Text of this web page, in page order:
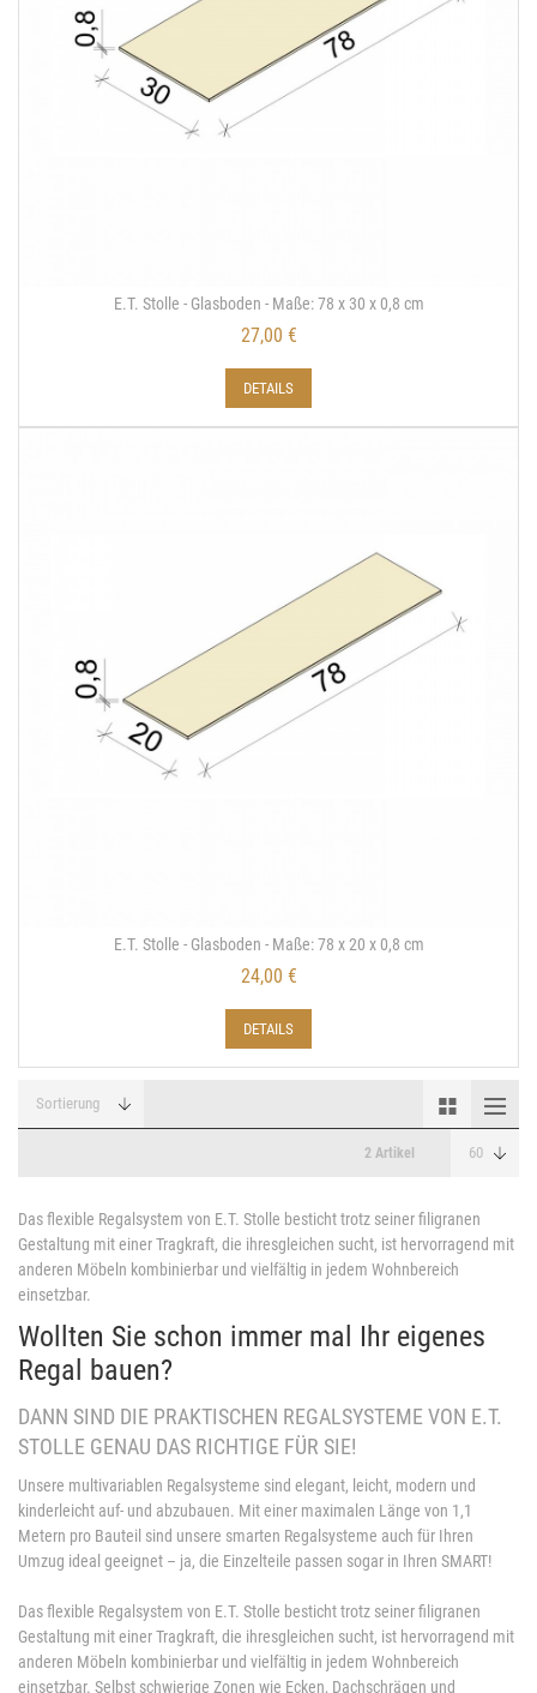
E.T. Stolle - Glasboden - Maße: 78 x 30 x 0,8 cm
27,00 €
DETAILS
E.T. Stolle - Glasboden - Maße: 78 x 20 x 0,8 cm
24,00 €
DETAILS
2 Artikel
Das flexible Regalsystem von E.T. Stolle besticht trotz seiner filigranen
Gestaltung mit einer Tragkraft, die ihresgleichen sucht, ist hervorragend mit
anderen Möbeln kombinierbar und vielfältig in jedem Wohnbereich
einsetzbar.
Wollten Sie schon immer mal Ihr eigenes
Regal bauen?
DANN SIND DIE PRAKTISCHEN REGALSYSTEME VON E.T.
STOLLE GENAU DAS RICHTIGE FÜR SIE!
Unsere multivariablen Regalsysteme sind elegant, leicht, modern und
kinderleicht auf- und abzubauen. Mit einer maximalen Länge von 1,1
Metern pro Bauteil sind unsere smarten Regalsysteme auch für Ihren
Umzug ideal geeignet – ja, die Einzelteile passen sogar in Ihren SMART!
Das flexible Regalsystem von E.T. Stolle besticht trotz seiner filigranen
Gestaltung mit einer Tragkraft, die ihresgleichen sucht, ist hervorragend mit
anderen Möbeln kombinierbar und vielfältig in jedem Wohnbereich
einsetzbar. Selbst schwierige Zonen wie Ecken, Dachschrägen und